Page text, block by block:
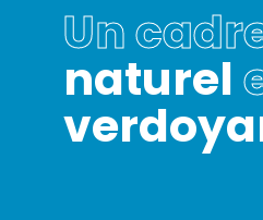
Un
naturel